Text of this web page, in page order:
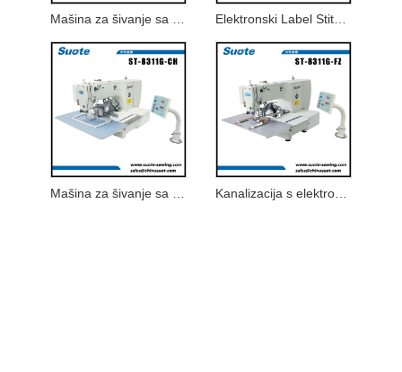
Elektronski Label Stitch Pattern Kanalizacija
Kanalizacija s elektronskim logotipom